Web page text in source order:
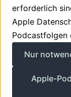
Über
erforderlich
Apple
Podcastfolgen
Nur
Apple-